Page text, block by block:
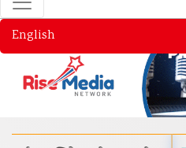
English